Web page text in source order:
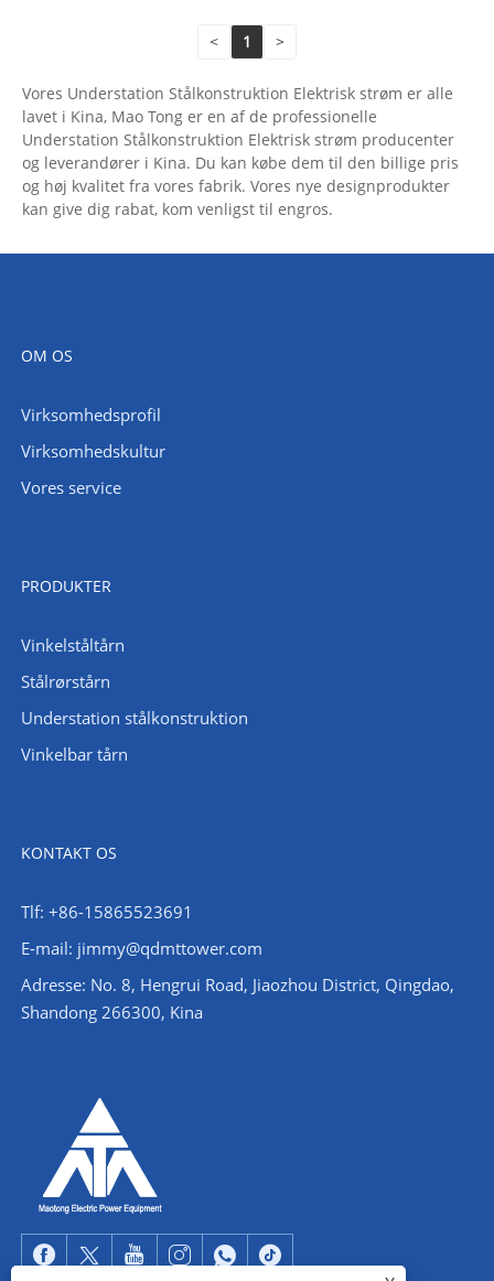
< 1 >
Vores Understation Stålkonstruktion Elektrisk strøm er alle
lavet i Kina, Mao Tong er en af ​​de professionelle
Understation Stålkonstruktion Elektrisk strøm producenter
og leverandører i Kina. Du kan købe dem til den billige pris
og høj kvalitet fra vores fabrik. Vores nye designprodukter
kan give dig rabat, kom venligst til engros.
OM OS
Virksomhedsprofil
Virksomhedskultur
Vores service
PRODUKTER
Vinkelståltårn
Stålrørstårn
Understation stålkonstruktion
Vinkelbar tårn
KONTAKT OS
Tlf: +86-15865523691
E-mail: jimmy@qdmttower.com
Adresse: No. 8, Hengrui Road, Jiaozhou District, Qingdao,
Shandong 266300, Kina